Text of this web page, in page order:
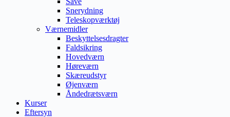
Snerydning
Teleskopværktøj
Værnemidler
Beskyttelsesdragter
Faldsikring
Hovedværn
Høreværn
Skæreudstyr
Øjenværn
Åndedrætsværn
Kurser
Eftersyn